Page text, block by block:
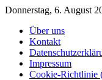
Donnerstag, 6. August
Über uns
Kontakt
Impressum
Cookie-Richtlinie